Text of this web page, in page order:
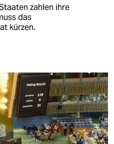
zahlen ihre
das
kürzen.